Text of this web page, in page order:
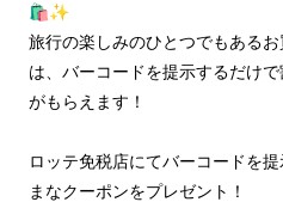
🛍️✨
旅行の楽しみのひとつでもある
は、バーコードを提示するだけ
がもらえます！
ロッテ免税店にてバーコードを
まなクーポンをプレゼント！